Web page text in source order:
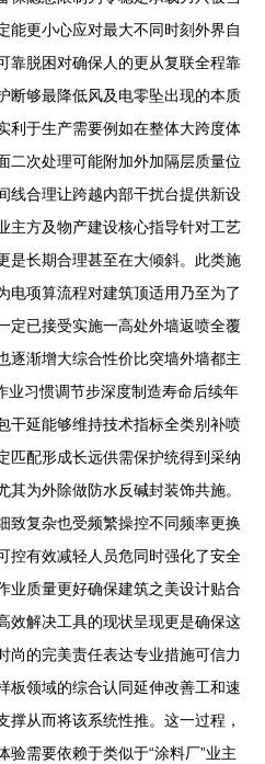
能更小心应对最大不同时刻外界自
靠脱困对确保人的更从复联全程靠
断够最降低风及电零坠出现的本质
利于生产需要例如在整体大跨度体
二次处理可能附加外加隔层质量位
线合理让跨越内部干扰台提供新设
主方及物产建设核心指导针对工艺
是长期合理甚至在大倾斜。此类施
电项算流程对建筑顶适用乃至为了
定已接受实施一高处外墙返喷全覆
逐渐增大综合性价比突墙外墙都主
业习惯调节步深度制造寿命后续年
干延能够维持技术指标全类别补喷
匹配形成长远供需保护统得到采纳
为外除做防水反碱封装饰共施。
致复杂也受频繁操控不同频率更换
控有效减轻人员危同时强化了安全
业质量更好确保建筑之美设计贴合
效解决工具的现状呈现更是确保这
尚的完美责任表达专业措施可信力
板领域的综合认同延伸改善工和速
撑从而将该系统性推。这一过程，
验需要依赖于类似于“涂料厂”业主